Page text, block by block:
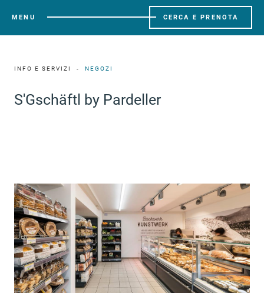
MENU CERCA E PRENOTA
INFO E SERVIZI NEGOZI
S'Gschäftl by Pardeller